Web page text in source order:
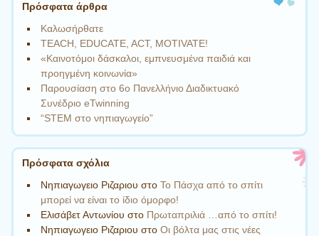
Πρόσφατα άρθρα
Καλωσήρθατε
TEACH, EDUCATE, ACT, MOTIVATE!
«Καινοτόμοι δάσκαλοι, εμπνευσμένα παιδιά και
προηγμένη κοινωνία»
Παρουσίαση στο 6o Πανελλήνιο Διαδικτυακό
Συνέδριο eTwinning
“STEM στο νηπιαγωγείο”
Πρόσφατα σχόλια
Νηπιαγωγειο Ριζαριου στοΤο Πάσχα από το σπίτι
μπορεί να είναι το ίδιο όμορφο!
Ελισάβετ Αντωνίου στο Πρωταπριλιά …από το σπίτι!
Νηπιαγωγειο Ριζαριου στοΟι βόλτα μας στις νέες